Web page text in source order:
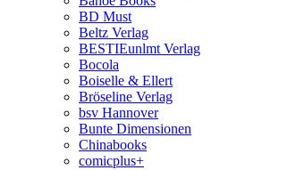
BD Must
Beltz Verlag
BESTIEunlmt Verlag
Bocola
Boiselle & Ellert
Bröseline Verlag
bsv Hannover
Bunte Dimensionen
Chinabooks
comicplus+